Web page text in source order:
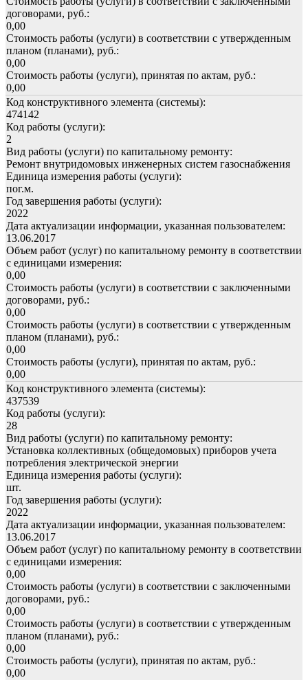
договорами, руб.:
0,00
Стоимость работы (услуги) в соответствии с утвержденным
планом (планами), руб.:
0,00
Стоимость работы (услуги), принятая по актам, руб.:
0,00
Код конструктивного элемента (системы):
474142
Код работы (услуги):
2
Вид работы (услуги) по капитальному ремонту:
Ремонт внутридомовых инженерных систем газоснабжения
Единица измерения работы (услуги):
пог.м.
Год завершения работы (услуги):
2022
Дата актуализации информации, указанная пользователем:
13.06.2017
Объем работ (услуг) по капитальному ремонту в соответствии
с единицами измерения:
0,00
Стоимость работы (услуги) в соответствии с заключенными
договорами, руб.:
0,00
Стоимость работы (услуги) в соответствии с утвержденным
планом (планами), руб.:
0,00
Стоимость работы (услуги), принятая по актам, руб.:
0,00
Код конструктивного элемента (системы):
437539
Код работы (услуги):
28
Вид работы (услуги) по капитальному ремонту:
Установка коллективных (общедомовых) приборов учета
потребления электрической энергии
Единица измерения работы (услуги):
шт.
Год завершения работы (услуги):
2022
Дата актуализации информации, указанная пользователем:
13.06.2017
Объем работ (услуг) по капитальному ремонту в соответствии
с единицами измерения:
0,00
Стоимость работы (услуги) в соответствии с заключенными
договорами, руб.:
0,00
Стоимость работы (услуги) в соответствии с утвержденным
планом (планами), руб.:
0,00
Стоимость работы (услуги), принятая по актам, руб.:
0,00